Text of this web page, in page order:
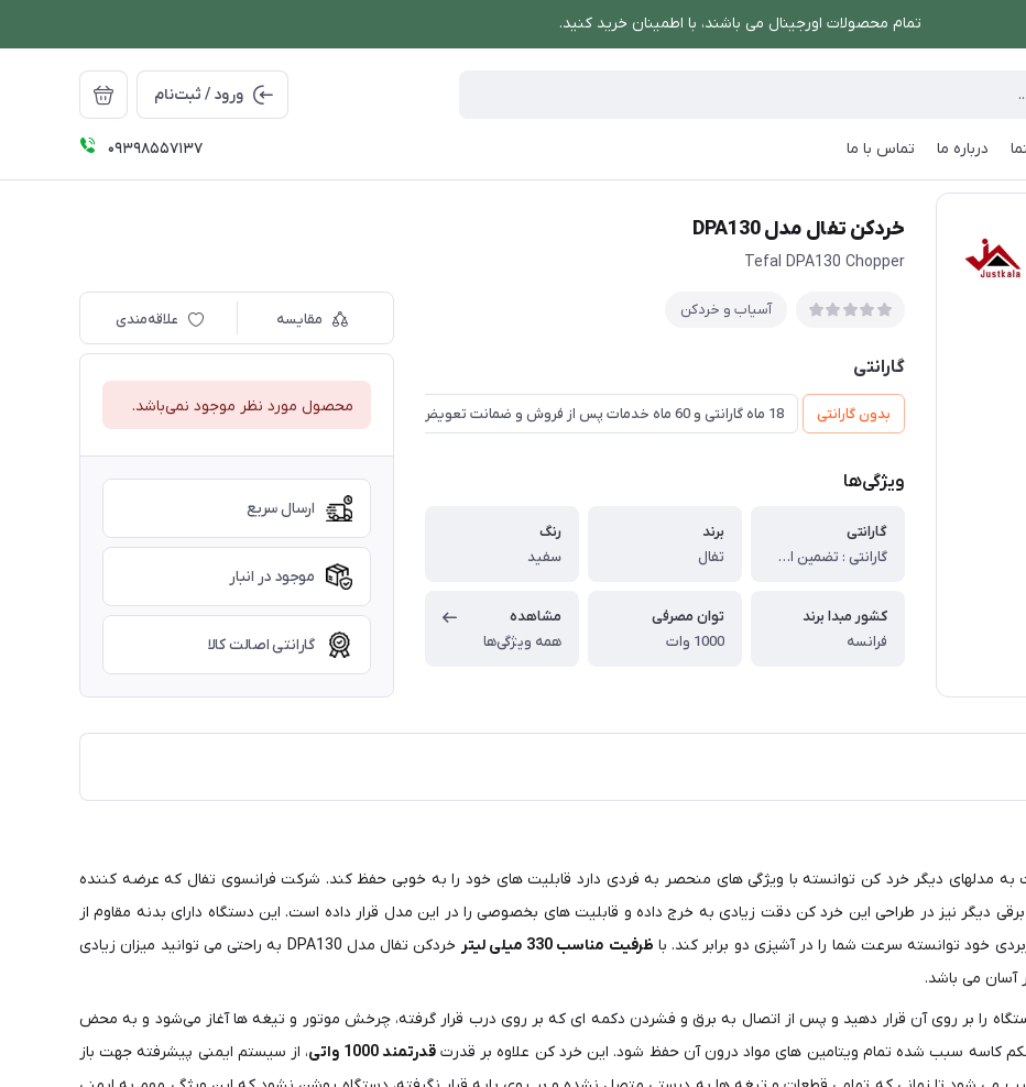
تمام محصولات اورجینال می باشند، با اطمینان خرید کنید.
ورود / ثبت‌نام
درباره ما تماس با ما 09398557137
خردکن / خردکن تفال مدل DPA130
خردکن تفال مدل DPA130
Tefal DPA130 Chopper
آسیاب و خردکن
گارانتی
بدون گارانتی 18 ماه گارانتی و 60 ماه خدمات پس از فروش و ضمانت تعویض
ویژگی‌ها
گارانتی
گارانتی : تضمین اصالت و سلامت فیزیکی کالا (اورجینال)
برند
تفال
رنگ
سفید
کشور مبدا برند
فرانسه
توان مصرفی
1000 وات
مشاهده
همه ویژگی‌ها
مقایسه علاقه‌مندی
محصول مورد نظر موجود نمی‌باشد.
ارسال سریع
موجود در انبار
گارانتی اصالت کالا
به مدلهای دیگر خرد کن توانسته با ویژگی های منحصر به فردی دارد قابلیت های خود را به خوبی حفظ کند. شرکت فرانسوی تفال که عرضه کننده
دیگر نیز در طراحی این خرد کن دقت زیادی به خرج داده و قابلیت های بخصوصی را در این مدل قرار داده است. این دستگاه دارای بدنه مقاوم از
خود توانسته سرعت شما را در آشپزی دو برابر کند. با ظرفیت مناسب 330 میلی لیتر
خردکن تفال مدل DPA130 به راحتی می توانید میزان زیادی
آسان می باشد.
را بر روی آن قرار دهید و پس از اتصال به برق و فشردن دکمه ای که بر روی درب قرار گرفته، چرخش موتور و تیغه‌ ها آغاز می‌شود و به‌ محض
کاسه سبب شده تمام ویتامین های مواد درون آن حفظ شود. این خرد کن علاوه بر قدرتقدرتمند 1000 واتی
، از سیستم ایمنی پیشرفته جهت باز